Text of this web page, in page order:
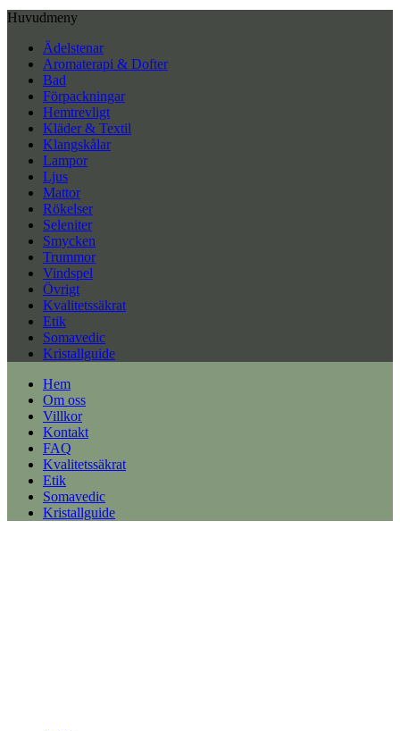
Huvudmeny
Ädelstenar
Aromaterapi & Dofter
Bad
Förpackningar
Hemtrevligt
Kläder & Textil
Klangskålar
Lampor
Ljus
Mattor
Rökelser
Seleniter
Smycken
Trummor
Vindspel
Övrigt
Kvalitetssäkrat
Etik
Somavedic
Kristallguide
Hem
Om oss
Villkor
Kontakt
FAQ
Kvalitetssäkrat
Etik
Somavedic
Kristallguide